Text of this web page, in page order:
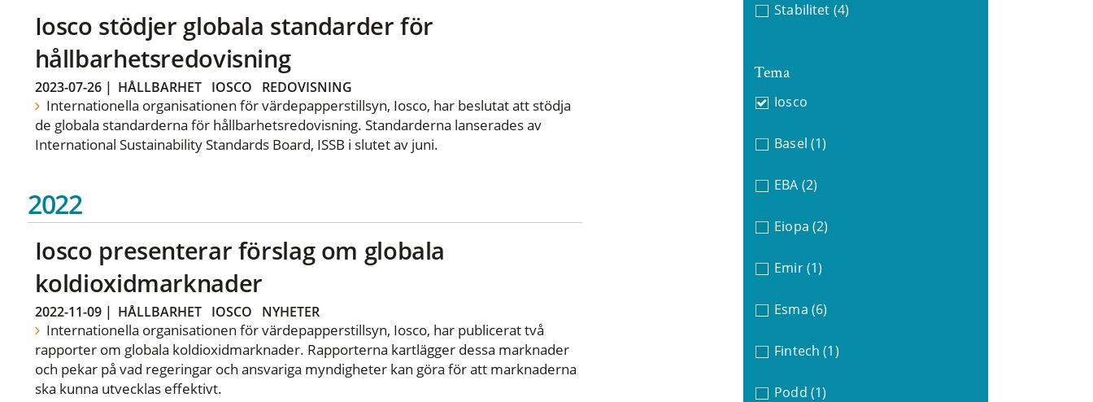
Iosco stödjer globala standarder för
hållbarhetsredovisning
2023-07-26| HÅLLBARHET IOSCO REDOVISNING
Internationella organisationen för värdepapperstillsyn, Iosco, har beslutat att stödja
de globala standarderna för hållbarhetsredovisning. Standarderna lanserades av
International Sustainability Standards Board, ISSB i slutet av juni.
2022
Iosco presenterar förslag om globala
koldioxidmarknader
2022-11-09| HÅLLBARHET IOSCO NYHETER
Internationella organisationen för värdepapperstillsyn, Iosco, har publicerat två
rapporter om globala koldioxidmarknader. Rapporterna kartlägger dessa marknader
och pekar på vad regeringar och ansvariga myndigheter kan göra för att marknaderna
ska kunna utvecklas effektivt.
Stabilitet (4)
Tema
Iosco
Basel (1)
EBA (2)
Eiopa (2)
Emir (1)
Esma (6)
Fintech (1)
Podd (1)